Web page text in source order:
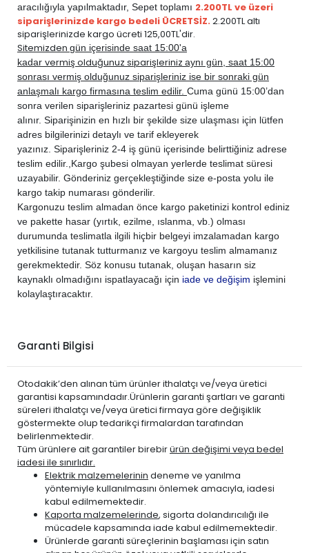
aracılığıyla yapılmaktadır, Sepet toplamı 2.200TL ve üzeri
siparişlerinizde kargo bedeli ÜCRETSİZ.2.200TL altı
siparişlerinizde kargo ücreti 125,00TL'dir.
Sitemizden gün içerisinde saat 15:00'a
kadar vermiş olduğunuz siparişleriniz aynı gün, saat 15:00
sonrası vermiş olduğunuz siparişleriniz ise bir sonraki gün
anlaşmalı kargo firmasına teslim edilir. Cuma günü 15:00’dan
sonra verilen siparişleriniz pazartesi günü işleme
alınır. Siparişinizin en hızlı bir şekilde size ulaşması için lütfen
adres bilgilerinizi detaylı ve tarif ekleyerek
yazınız. Siparişleriniz 2-4 iş günü içerisinde belirttiğiniz adrese
teslim edilir., Kargo şubesi olmayan yerlerde teslimat süresi
uzayabilir. Gönderiniz gerçekleştiğinde size e-posta yolu ile
kargo takip numarası gönderilir.
Kargonuzu teslim almadan önce kargo paketinizi kontrol ediniz
ve pakette hasar (yırtık, ezilme, ıslanma, vb.) olması
durumunda teslimatla ilgili hiçbir belgeyi imzalamadan kargo
yetkilisine tutanak tutturmanız ve kargoyu teslim almamanız
gerekmektedir. Söz konusu tutanak, oluşan hasarın siz
kaynaklı olmadığını ispatlayacağı için iade ve değişim işlemini
kolaylaştıracaktır.
Garanti Bilgisi
Otodakik’den alınan tüm ürünler ithalatçı ve/veya üretici
garantisi kapsamındadır.Ürünlerin garanti şartları ve garanti
süreleri ithalatçı ve/veya üretici firmaya göre değişiklik
göstermekte olup tedarikçi firmalardan tarafından
belirlenmektedir.
Tüm ürünlere ait garantiler birebirürün değişimi veya bedel
iadesi ile sınırlıdır.
Elektrik malzemelerinin deneme ve yanılma
yöntemiyle kullanılmasını önlemek amacıyla, iadesi
kabul edilmemektedir.
Kaporta malzemelerinde, sigorta dolandırıcılığı ile
mücadele kapsamında iade kabul edilmemektedir.
Ürünlerde garanti süreçlerinin başlaması için satın